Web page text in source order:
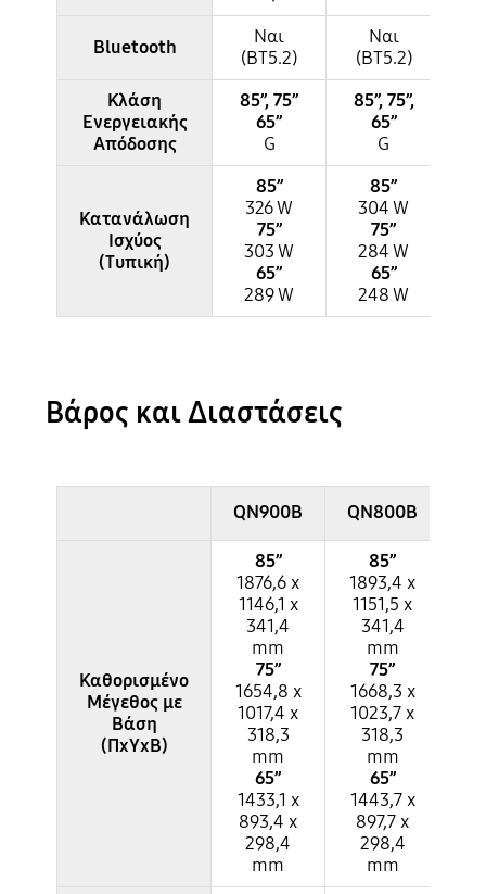
Bluetooth
Ναι
(BT5.2)
Ναι
(BT5.2)
Κλάση
Ενεργειακής
Απόδοσης
85”, 75”
65”
G
85”, 75”,
65”
G
Κατανάλωση
Ισχύος
(Τυπική)
85”
326 W
75”
303 W
65”
289 W
85”
304 W
75”
284 W
65”
248 W
Βάρος και Διαστάσεις
QN900B QN800B
Καθορισμένο
Μέγεθος με
Βάση
(ΠxΥxΒ)
85”
1876,6 x
1146,1 x
341,4
mm
75”
1654,8 x
1017,4 x
318,3
mm
65”
1433,1 x
893,4 x
298,4
mm
85”
1893,4 x
1151,5 x
341,4
mm
75”
1668,3 x
1023,7 x
318,3
mm
65”
1443,7 x
897,7 x
298,4
mm